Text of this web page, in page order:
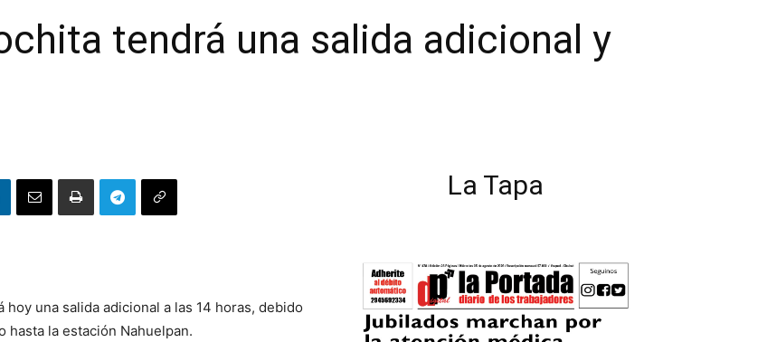
tendrá una salida adicional y
hoy una salida adicional a las 14 horas, debido
hasta la estación Nahuelpan.
La Tapa